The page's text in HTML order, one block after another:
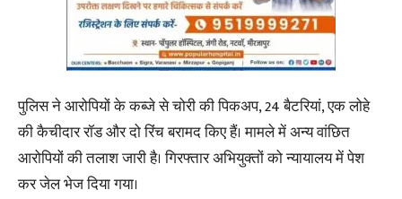
पुलिस ने आरोपियों के कब्जे से चोरी की पिकअप, 24 बैटरियां, एक लोहे
की कैचीदार रॉड और दो रिंच बरामद किए हैं। मामले में अन्य वांछित
आरोपियों की तलाश जारी है। गिरफ्तार अभियुक्तों को न्यायालय में पेश
कर जेल भेज दिया गया।